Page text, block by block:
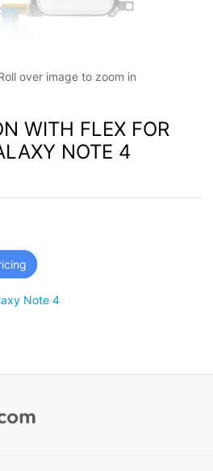
over image to zoom in
WITH FLEX FOR
NOTE 4
Note 4